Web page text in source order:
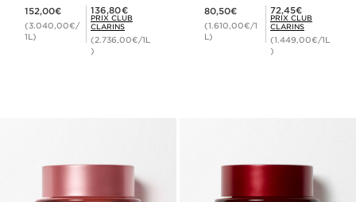
152,00€
(3.040,00€/
1L)
Prix Club Clarins 136,80€
136,80€
PRIX CLUB
CLARINS
(2.736,00€/1L
)
80,50€
(1.610,00€/1
L)
Prix Club Clarins 72,45€
72,45€
PRIX CLUB
CLARINS
(1.449,00€/1L
)